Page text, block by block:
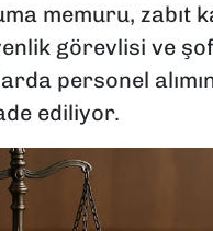
memuru, zabıt
görevlisi ve
personel
ediliyor.